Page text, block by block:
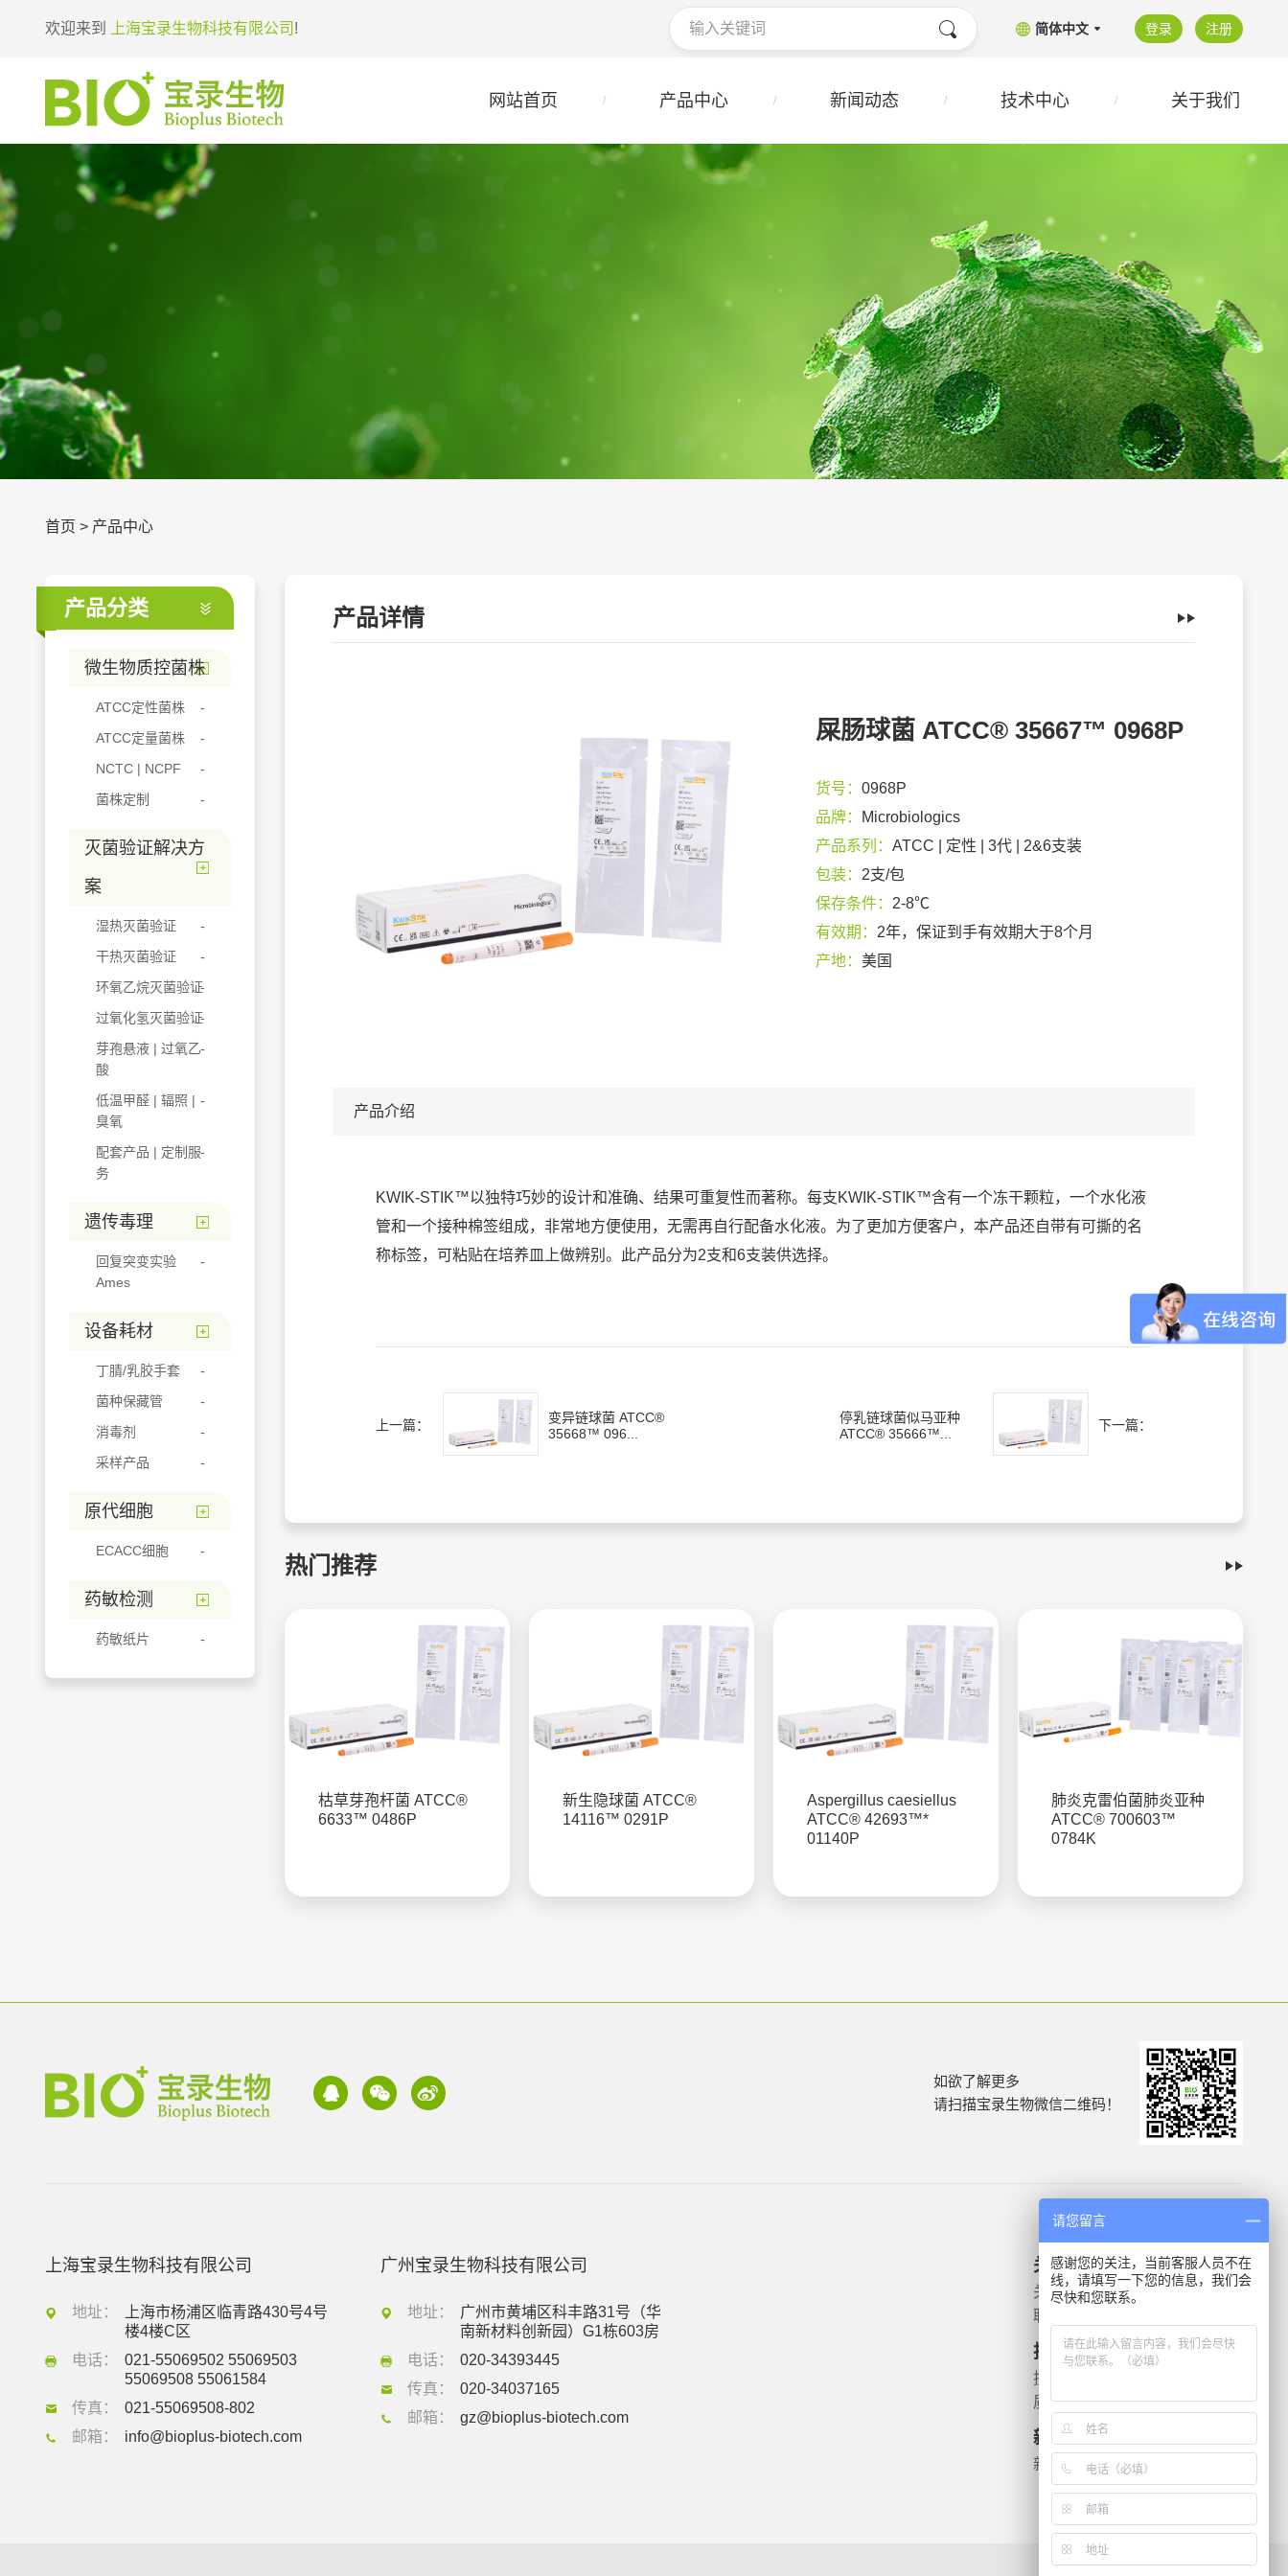
欢迎来到 上海宝录生物科技有限公司 ! 简体中文 登录 注册
网站首页 产品中心 新闻动态 技术中心 关于我们
首页 > 产品中心
产品分类
微生物质控菌株
ATCC定性菌株
ATCC定量菌株
NCTC | NCPF
菌株定制
灭菌验证解决方
案
湿热灭菌验证
干热灭菌验证
环氧乙烷灭菌验证
过氧化氢灭菌验证
芽孢悬液 | 过氧乙
酸
低温甲醛 | 辐照 |
臭氧
配套产品 | 定制服
务
遗传毒理
回复突变实验
Ames
设备耗材
丁腈/乳胶手套
菌种保藏管
消毒剂
采样产品
原代细胞
ECACC细胞
药敏检测
药敏纸片
产品详情
屎肠球菌 ATCC® 35667™ 0968P
货号： 0968P
品牌：
Microbiologics
产品系列： ATCC | 定性 | 3代 | 2&6支装
包装： 2支/包
保存条件： 2-8℃
有效期： 2年，保证到手有效期大于8个月
产地： 美国
产品介绍
KWIK-STIK™以独特巧妙的设计和准确、结果可重复性而著称。每支KWIK-STIK™含有一个冻干颗粒，一个水化液
管和一个接种棉签组成，非常地方便使用，无需再自行配备水化液。为了更加方便客户，本产品还自带有可撕的名
称标签，可粘贴在培养皿上做辨别。此产品分为2支和6支装供选择。
上一篇：
变异链球菌 ATCC®
35668™ 096...
停乳链球菌似马亚种
ATCC® 35666™...
下一篇：
热门推荐
枯草芽孢杆菌 ATCC®
6633™ 0486P
新生隐球菌 ATCC®
14116™ 0291P
Aspergillus caesiellus
ATCC® 42693™*
01140P
肺炎克雷伯菌肺炎亚种
ATCC® 700603™
0784K
如欲了解更多
请扫描宝录生物微信二维码！
上海宝录生物科技有限公司
地址：
上海市杨浦区临青路430号4号
楼4楼C区
电话：
021-55069502 55069503
55069508 55061584
传真：
021-55069508-802
邮箱：
info@bioplus-biotech.com
广州宝录生物科技有限公司
地址：
广州市黄埔区科丰路31号（华
南新材料创新园）G1栋603房
电话：
020-34393445
传真：
020-34037165
邮箱：
gz@bioplus-biotech.com
关于我们
关于我们
联系我们
技术支持
技术文档
质检报告
新闻资讯
新闻动态
产品信息
微生物质控菌株
遗传毒理
药敏检测
请您留言
感谢您的关注，当前客服人员不在
线，请填写一下您的信息，我们会
尽快和您联系。